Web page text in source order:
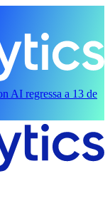
AI regressa a 13 de